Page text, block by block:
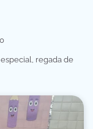
0
regada de